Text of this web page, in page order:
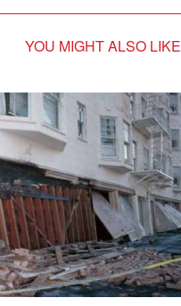
YOU MIGHT ALSO LIKE